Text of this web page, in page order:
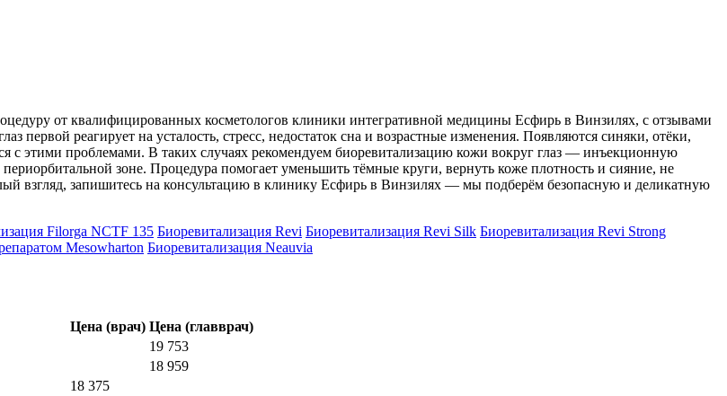
от квалифицированных косметологов клиники интегративной медицины Есфирь в Винзилях, с отзывами
первой реагирует на усталость, стресс, недостаток сна и возрастные изменения. Появляются синяки, отёки,
с этими проблемами. В таких случаях рекомендуем биоревитализацию кожи вокруг глаз — инъекционную
зоне. Процедура помогает уменьшить тёмные круги, вернуть коже плотность и сияние, не
взгляд, запишитесь на консультацию в клинику Есфирь в Винзилях — мы подберём безопасную и деликатную
Filorga NCTF 135 Биоревитализация Revi Биоревитализация Revi Silk Биоревитализация Revi Strong
Mesowharton Биоревитализация Neauvia
Цена (врач) Цена (главврач)
19 753
18 959
18 375